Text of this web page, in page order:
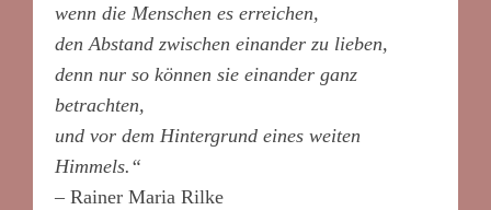
wenn die Menschen es erreichen,
den Abstand zwischen einander zu lieben,
denn nur so können sie einander ganz
betrachten,
und vor dem Hintergrund eines weiten
Himmels.“
– Rainer Maria Rilke